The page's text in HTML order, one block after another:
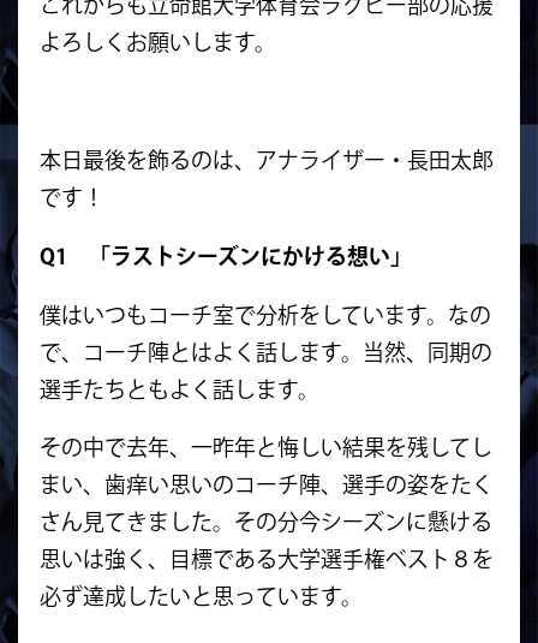
これからも立命館大学体育会ラグビー部の応援
よろしくお願いします。
本日最後を飾るのは、アナライザー・長田太郎
です！
Q1 「ラストシーズンにかける想い」
僕はいつもコーチ室で分析をしています。なの
で、コーチ陣とはよく話します。当然、同期の
選手たちともよく話します。
その中で去年、一昨年と悔しい結果を残してし
まい、歯痒い思いのコーチ陣、選手の姿をたく
さん見てきました。その分今シーズンに懸ける
思いは強く、目標である大学選手権ベスト８を
必ず達成したいと思っています。